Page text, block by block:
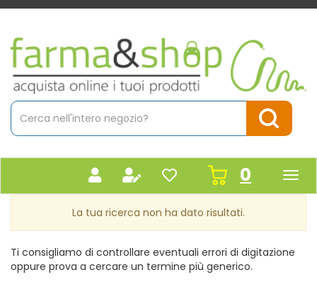
Passa
contenuto
principale
Farmacia
Massaro
Cerca
Prodotto
Cerca
0inseriti
La tua ricerca non ha dato risultati.
Ti consigliamo di controllare eventuali errori di digitazione
oppure prova a cercare un termine più generico.